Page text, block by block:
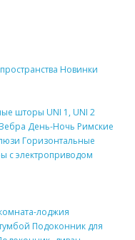
Новинки
шторы UNI 1, UNI 2
Зебра День-Ночь Римские
Горизонтальные
с электроприводом
лоджия
Подоконник для